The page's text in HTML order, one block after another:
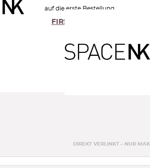
auf die erste Bestellung
FIRST15
DIREKT VERLINKT – NUR